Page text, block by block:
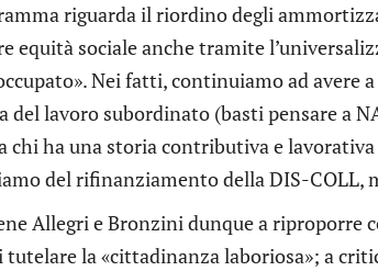
riguarda il riordino degli
equità sociale anche tramite
Nei fatti, continuiamo ad avere
del lavoro subordinato (basti pensare a
chi ha una storia contributiva e
del rifinanziamento della DIS-COLL,
Allegri e Bronzini dunque a riproporre
tutelare la «cittadinanza laboriosa»; a